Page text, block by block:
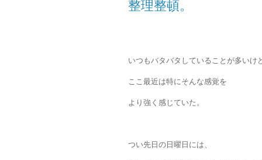
整理整頓。
いつもバタバタしていることが多いけ
ここ最近は特にそんな感覚を
より強く感じていた。
つい先日の日曜日には、